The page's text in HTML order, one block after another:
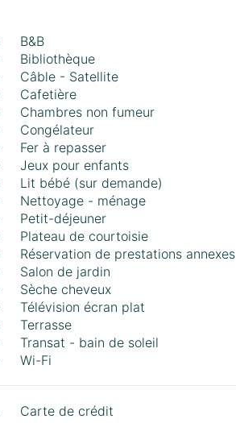
B&B
Bibliothèque
Câble - Satellite
Cafetière
Chambres non fumeur
Congélateur
Fer à repasser
Jeux pour enfants
Lit bébé (sur demande)
Nettoyage - ménage
Petit-déjeuner
Plateau de courtoisie
Réservation de prestations annexes
Salon de jardin
Sèche cheveux
Télévision écran plat
Terrasse
Transat - bain de soleil
Wi-Fi
Carte de crédit